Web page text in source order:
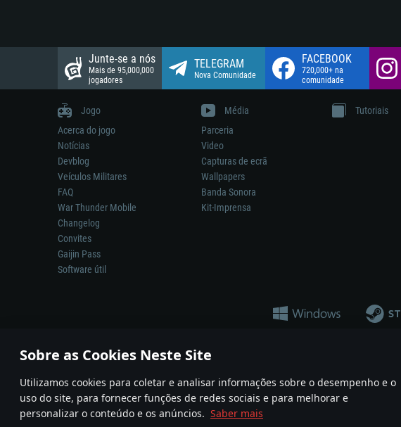
Sobre as Cookies Neste Site
Utilizamos cookies para coletar e analisar informações sobre o desempenho e o
uso do site, para fornecer funções de redes sociais e para melhorar e
personalizar o conteúdo e os anúncios. Saber mais
Junte-se a nós
Mais de 95,000,000
jogadores
TELEGRAM
Nova Comunidade
FACEBOOK
720,000+ na
comunidade
Jogo
Acerca do jogo
Notícias
Devblog
Veículos Militares
FAQ
War Thunder Mobile
Changelog
Convites
Gaijin Pass
Software útil
Média
Parceria
Video
Capturas de ecrã
Wallpapers
Banda Sonora
Kit-Imprensa
Tutoriais
A reprodução de qualquer sistema de armas ou veículo neste jogo não significa
© 2011—2026 Gaijin Games Kft. All trademarks, logos and brand names are the
Termos e condições Termos de Serviço